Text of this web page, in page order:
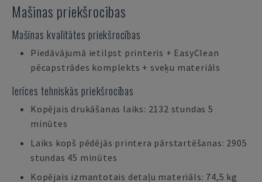
Mašīnas priekšrocības
Mašīnas kvalitātes priekšrocības
Piedāvājumā ietilpst printeris + EasyClean
pēcapstrādes komplekts + sveķu materiāls
Ierīces tehniskās priekšrocības
Kopējais drukāšanas laiks: 2132 stundas 5
minūtes
Laiks kopš pēdējās printera pārstartēšanas: 2905
stundas 45 minūtes
Kopējais izmantotais detaļu materiāls: 74,5 kg